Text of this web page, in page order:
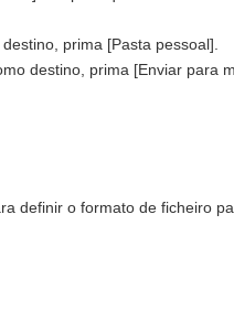
prima [Pasta pessoal].
destino, prima [Enviar para
definir o formato de ficheiro